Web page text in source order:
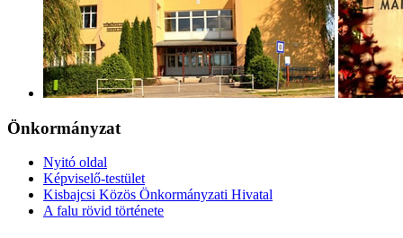
Önkormányzat
Nyitó oldal
Képviselő-testület
Kisbajcsi Közös Önkormányzati Hivatal
A falu rövid története